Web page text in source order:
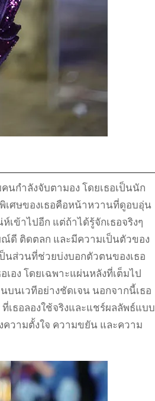
นกำลังจับตามอง โดยเธอเป็นนัก
เศษของเธอคือหน้าหวานที่ดูอบอุ่น
เข้าไปอีก แต่ถ้าได้รู้จักเธอจริงๆ
ดี ติดตลก และมีความเป็นตัวของ
นส่วนที่ช่วยบ่งบอกตัวตนของเธอ
อง โดยเฉพาะแผ่นหลังที่เต็มไป
นเวทีอย่างชัดเจน นอกจากนี้เธอ
เธอลองใช้จริงและแชร์ผลลัพธ์แบบ
วามตั้งใจ ความขยัน และความ